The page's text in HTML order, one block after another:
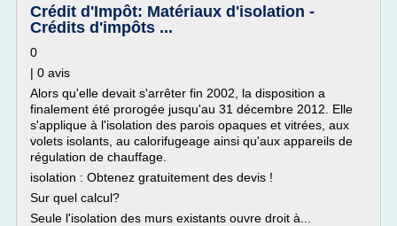
Crédit d'Impôt: Matériaux d'isolation -
Crédits d'impôts ...
0
| 0 avis
Alors qu'elle devait s'arrêter fin 2002, la disposition a
finalement été prorogée jusqu'au 31 décembre 2012. Elle
s'applique à l'isolation des parois opaques et vitrées, aux
volets isolants, au calorifugeage ainsi qu'aux appareils de
régulation de chauffage.
isolation : Obtenez gratuitement des devis !
Sur quel calcul?
Seule l'isolation des murs existants ouvre droit à...